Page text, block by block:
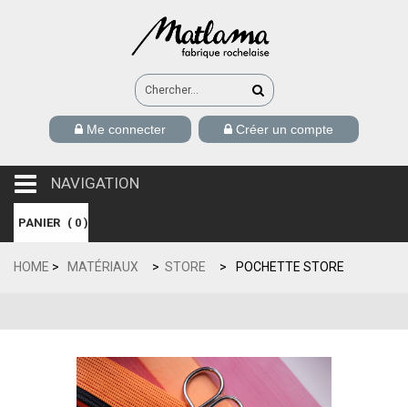
Me connecter Créer un compte
navigation
NAVIGATION
PANIER ( 0 )
HOME > MATÉRIAUX > STORE > POCHETTE STORE